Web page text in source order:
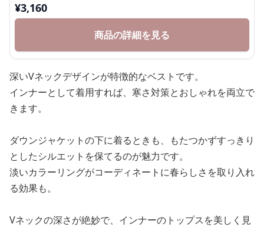
¥3,160
商品の詳細を見る
深いVネックデザインが特徴的なベストです。
インナーとして着用すれば、寒さ対策とおしゃれを両立で
きます。
ダウンジャケットの下に着るときも、もたつかずすっきり
としたシルエットを保てるのが魅力です。
淡いカラーリングがコーディネートに春らしさを取り入れ
る効果も。
Vネックの深さが絶妙で、インナーのトップスを美しく見